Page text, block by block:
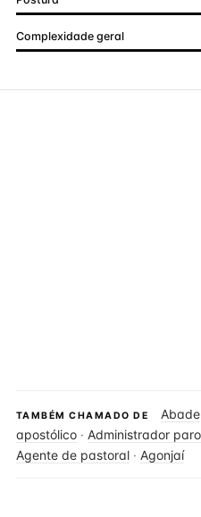
Complexidade geral
TAMBÉM CHAMADO DE Abade
apostólico · Administrador
Agente de pastoral · Agonjaí